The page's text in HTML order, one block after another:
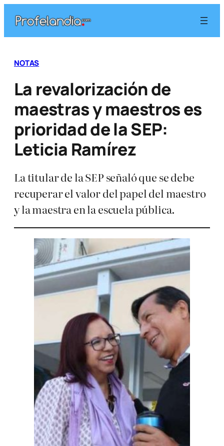
contenido
NOTAS
La revalorización de
maestras y maestros es
prioridad de la SEP:
Leticia Ramírez
La titular de la SEP señaló que se debe
recuperar el valor del papel del maestro
y la maestra en la escuela pública.